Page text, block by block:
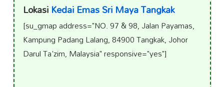
LokasiKedai Emas Sri Maya Tangkak
[su_gmap address="NO. 97 & 98, Jalan Payamas,
Kampung Padang Lalang, 84900 Tangkak, Johor
Darul Ta'zim, Malaysia" responsive="yes"]